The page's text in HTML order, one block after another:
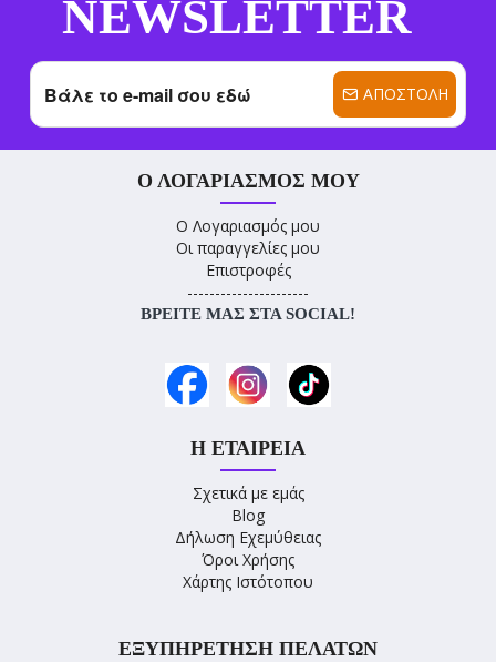
NEWSLETTER
ΑΠΟΣΤΟΛΉ
Ο ΛΟΓΑΡΙΑΣΜΌΣ ΜΟΥ
Ο Λογαριασμός μου
Οι παραγγελίες μου
Επιστροφές
----------------------
ΒΡΕΊΤΕ ΜΑΣ ΣΤΑ SOCIAL!
Η ΕΤΑΙΡΕΊΑ
Σχετικά με εμάς
Blog
Δήλωση Εχεμύθειας
Όροι Χρήσης
Χάρτης Ιστότοπου
ΕΞΥΠΗΡΈΤΗΣΗ ΠΕΛΑΤΏΝ